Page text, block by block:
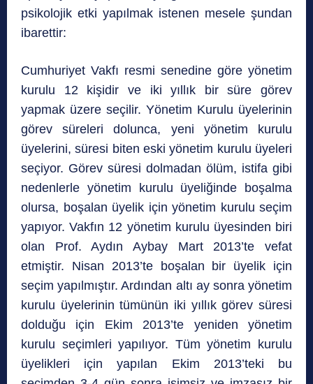
psikolojik etki yapılmak istenen mesele şundan
ibarettir:
Cumhuriyet Vakfı resmi senedine göre yönetim
kurulu 12 kişidir ve iki yıllık bir süre görev
yapmak üzere seçilir. Yönetim Kurulu üyelerinin
görev süreleri dolunca, yeni yönetim kurulu
üyelerini, süresi biten eski yönetim kurulu üyeleri
seçiyor. Görev süresi dolmadan ölüm, istifa gibi
nedenlerle yönetim kurulu üyeliğinde boşalma
olursa, boşalan üyelik için yönetim kurulu seçim
yapıyor. Vakfın 12 yönetim kurulu üyesinden biri
olan Prof. Aydın Aybay Mart 2013’te vefat
etmiştir. Nisan 2013’te boşalan bir üyelik için
seçim yapılmıştır. Ardından altı ay sonra yönetim
kurulu üyelerinin tümünün iki yıllık görev süresi
dolduğu için Ekim 2013’te yeniden yönetim
kurulu seçimleri yapılıyor. Tüm yönetim kurulu
üyelikleri için yapılan Ekim 2013’teki bu